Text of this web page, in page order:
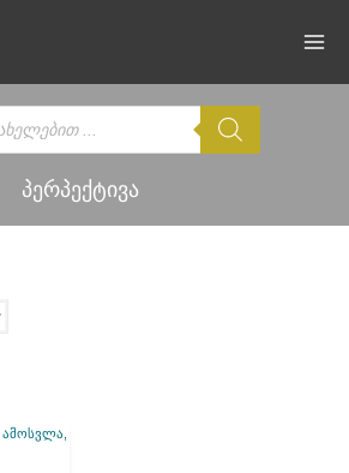
პერპექტივა